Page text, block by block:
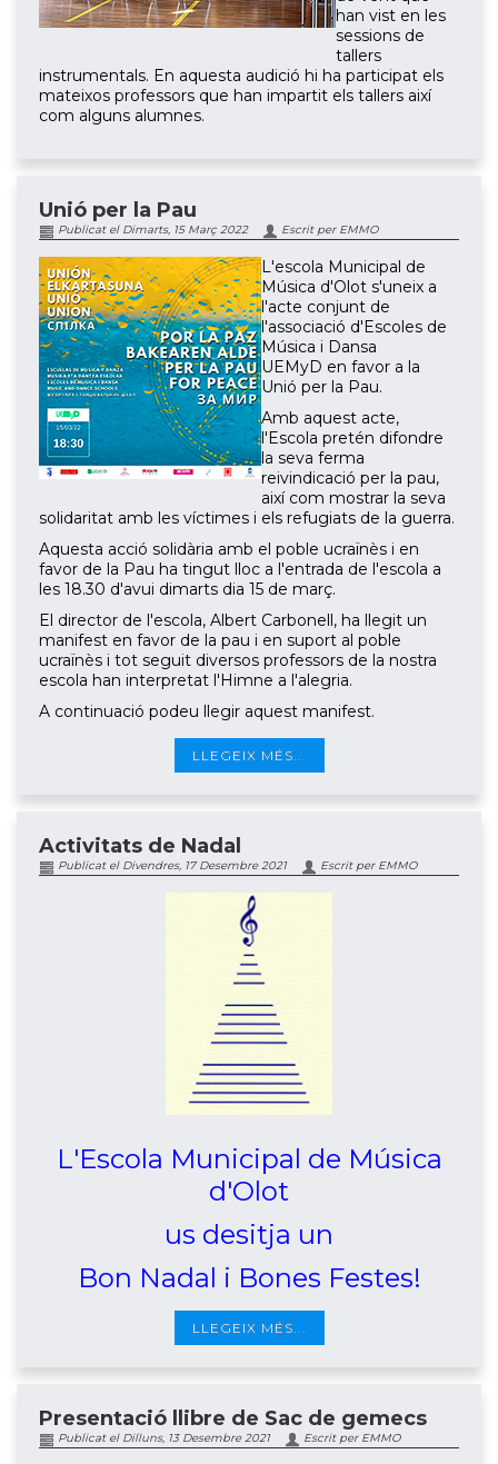
han vist en les
sessions de
tallers
instrumentals. En aquesta audició hi ha participat els
mateixos professors que han impartit els tallers així
com alguns alumnes.
Unió per la Pau
Publicat el Dimarts, 15 Març 2022 Escrit per EMMO
L'escola Municipal de
Música d'Olot s'uneix a
l'acte conjunt de
l'associació d'Escoles de
Música i Dansa
UEMyD en favor a la
Unió per la Pau.
Amb aquest acte,
l'Escola pretén difondre
la seva ferma
reivindicació per la pau,
així com mostrar la seva
solidaritat amb les víctimes i els refugiats de la guerra.
Aquesta acció solidària amb el poble ucraïnès i en
favor de la Pau ha tingut lloc a l'entrada de l'escola a
les 18.30 d'avui dimarts dia 15 de març.
El director de l'escola, Albert Carbonell, ha llegit un
manifest en favor de la pau i en suport al poble
ucraïnès i tot seguit diversos professors de la nostra
escola han interpretat l'Himne a l'alegria.
A continuació podeu llegir aquest manifest.
LLEGEIX MÉS...
Activitats de Nadal
Publicat el Divendres, 17 Desembre 2021 Escrit per EMMO
L'Escola Municipal de Música
d'Olot
us desitja un
Bon Nadal i Bones Festes!
LLEGEIX MÉS...
Presentació llibre de Sac de gemecs
Publicat el Dilluns, 13 Desembre 2021 Escrit per EMMO